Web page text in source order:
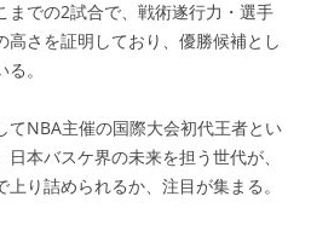
までの2試合で、戦術遂行力・選手
高さを証明しており、優勝候補とし
。
てNBA主催の国際大会初代王者とい
本バスケ界の未来を担う世代が、
り詰められるか、注目が集まる。